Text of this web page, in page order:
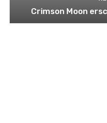
Crimson Moon